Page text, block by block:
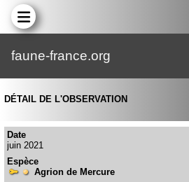
faune-france.org
DÉTAIL DE L'OBSERVATION
Date
juin 2021
Espèce
Agrion de Mercure